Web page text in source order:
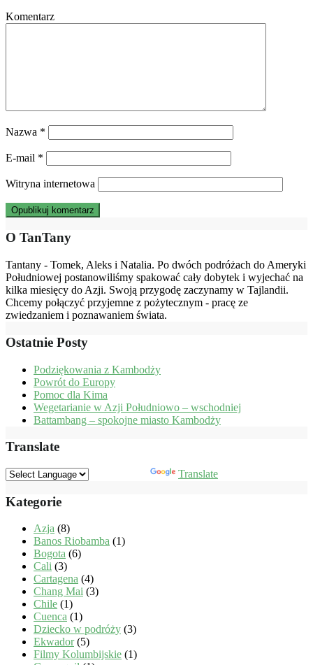
Komentarz
Nazwa *
E-mail *
Witryna internetowa
O TanTany
Tantany - Tomek, Aleks i Natalia. Po dwóch podróżach do Ameryki
Południowej postanowiliśmy spakować cały dobytek i wyjechać na
kilka miesięcy do Azji. Swoją przygodę zaczynamy w Tajlandii.
Chcemy połączyć przyjemne z pożytecznym - pracę ze
zwiedzaniem i poznawaniem świata.
Ostatnie Posty
Podziękowania z Kambodży
Powrót do Europy
Pomoc dla Kima
Wegetarianie w Azji Południowo – wschodniej
Battambang – spokojne miasto Kambodży
Translate
Translate
Kategorie
Azja (8)
Banos Riobamba (1)
Bogota (6)
Cali (3)
Cartagena (4)
Chang Mai (3)
Chile (1)
Cuenca (1)
Dziecko w podróży (3)
Ekwador(5)
Filmy Kolumbijskie (1)